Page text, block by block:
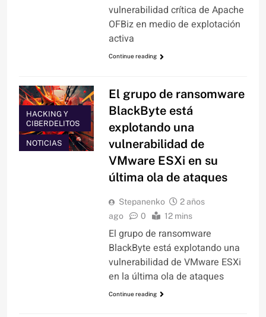
vulnerabilidad crítica de Apache
OFBiz en medio de explotación
activa
Continue reading
HACKING Y
CIBERDELITOS
NOTICIAS
El grupo de ransomware
BlackByte está
explotando una
vulnerabilidad de
VMware ESXi en su
última ola de ataques
Stepanenko
2 años
ago
0 12 mins
El grupo de ransomware
BlackByte está explotando una
vulnerabilidad de VMware ESXi
en la última ola de ataques
Continue reading